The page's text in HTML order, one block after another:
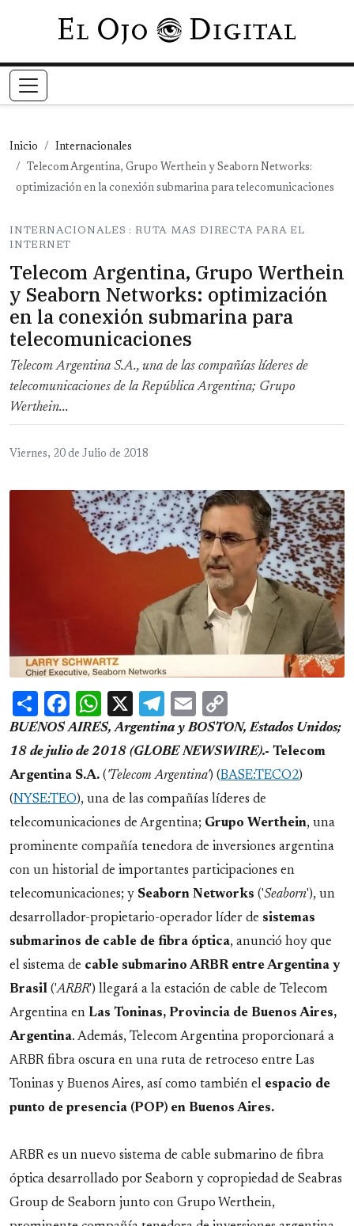
Pasar al contenido principal
Inicio
Internacionales
Telecom Argentina, Grupo Werthein y Seaborn Networks:
optimización en la conexión submarina para telecomunicaciones
INTERNACIONALES : RUTA MAS DIRECTA PARA EL
INTERNET
Telecom Argentina, Grupo Werthein
y Seaborn Networks: optimización
en la conexión submarina para
telecomunicaciones
Telecom Argentina S.A., una de las compañías líderes de
telecomunicaciones de la República Argentina; Grupo
Werthein...
Viernes, 20 de Julio de 2018
ShareFacebook
WhatsApp
X Telegram
Email
Link
BUENOS AIRES, Argentina y BOSTON, Estados Unidos;
18 de julio de 2018 (GLOBE NEWSWIRE).- Telecom
Argentina S.A. ('Telecom Argentina') (BASE:TECO2)
(NYSE:TEO), una de las compañías líderes de
telecomunicaciones de Argentina; Grupo Werthein, una
prominente compañía tenedora de inversiones argentina
con un historial de importantes participaciones en
telecomunicaciones; y Seaborn Networks ('Seaborn'), un
desarrollador-propietario-operador líder de sistemas
submarinos de cable de fibra óptica, anunció hoy que
el sistema de cable submarino ARBR entre Argentina y
Brasil ('ARBR') llegará a la estación de cable de Telecom
Argentina en Las Toninas, Provincia de Buenos Aires,
Argentina. Además, Telecom Argentina proporcionará a
ARBR fibra oscura en una ruta de retroceso entre Las
Toninas y Buenos Aires, así como también el espacio de
punto de presencia (POP) en Buenos Aires.
ARBR es un nuevo sistema de cable submarino de fibra
óptica desarrollado por Seaborn y copropiedad de Seabras
Group de Seaborn junto con Grupo Werthein,